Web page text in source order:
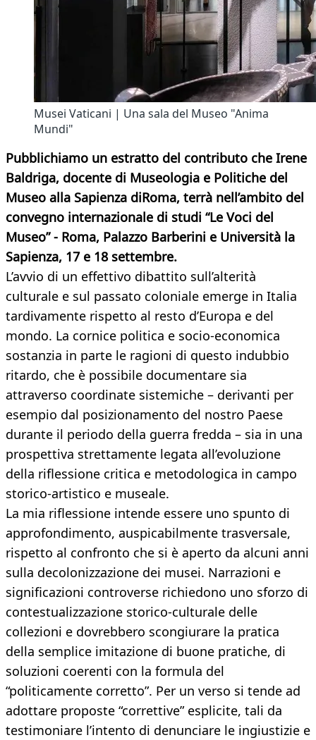
Musei Vaticani | Una sala del Museo "Anima
Mundi"
Pubblichiamo un estratto del contributo che Irene
Baldriga, docente di Museologia e Politiche del
Museo alla Sapienza diRoma, terrà nell’ambito del
convegno internazionale di studi “Le Voci del
Museo” - Roma, Palazzo Barberini e Università la
Sapienza, 17 e 18 settembre.
L’avvio di un effettivo dibattito sull’alterità
culturale e sul passato coloniale emerge in Italia
tardivamente rispetto al resto d’Europa e del
mondo. La cornice politica e socio-economica
sostanzia in parte le ragioni di questo indubbio
ritardo, che è possibile documentare sia
attraverso coordinate sistemiche – derivanti per
esempio dal posizionamento del nostro Paese
durante il periodo della guerra fredda – sia in una
prospettiva strettamente legata all’evoluzione
della riflessione critica e metodologica in campo
storico-artistico e museale.
La mia riflessione intende essere uno spunto di
approfondimento, auspicabilmente trasversale,
rispetto al confronto che si è aperto da alcuni anni
sulla decolonizzazione dei musei. Narrazioni e
significazioni controverse richiedono uno sforzo di
contestualizzazione storico-culturale delle
collezioni e dovrebbero scongiurare la pratica
della semplice imitazione di buone pratiche, di
soluzioni coerenti con la formula del
“politicamente corretto”. Per un verso si tende ad
adottare proposte “correttive” esplicite, tali da
testimoniare l’intento di denunciare le ingiustizie e